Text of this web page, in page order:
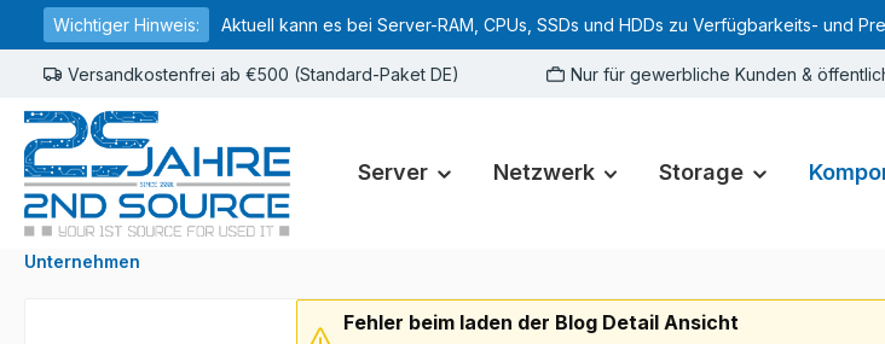
Zur Hauptnavigation springen
Wichtiger Hinweis: Aktuell kann es bei Server-RAM, CPUs, SSDs und HDDs zu Verfügbarkeits- und
Versandkostenfrei ab €500 (Standard-Paket DE) Nur für gewerbliche Kunden &
Server Netzwerk Storage
Unternehmen
Fehler beim laden der Blog Detail Ansicht